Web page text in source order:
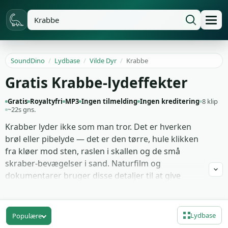
SoundDino / Lydbase / Vilde Dyr / Krabbe
Gratis Krabbe-lydeffekter
Gratis Royaltyfri MP3 Ingen tilmelding Ingen kreditering 8 klip
~22s gns.
Krabber lyder ikke som man tror. Det er hverken
brøl eller pibelyde — det er den tørre, hule klikken
fra kløer mod sten, raslen i skallen og de små
skraber-bevægelser i sand. Naturfilm og
dokumentarer bruger disse detaljer til at give
at sælge selv en kunstig CGI-krabbe i en animation.
Udvalget her dækker 8 krabbe-takes: kløer der
Populære Lydbase